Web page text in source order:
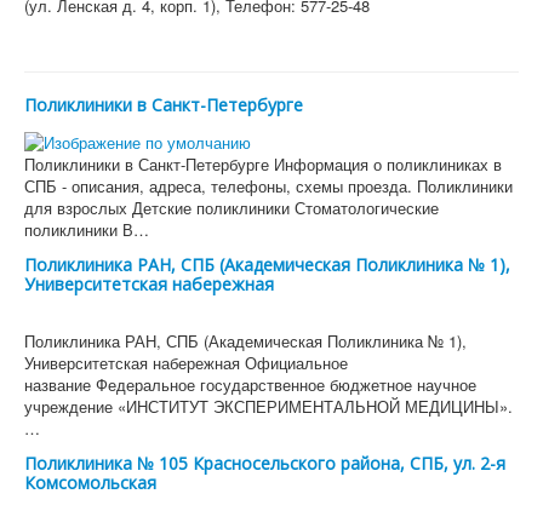
(ул. Ленская д. 4, корп. 1), Телефон: 577-25-48
Поликлиники в Санкт-Петербурге
Поликлиники в Санкт-Петербурге Информация о поликлиниках в
СПБ - описания, адреса, телефоны, схемы проезда. Поликлиники
для взрослых Детские поликлиники Стоматологические
поликлиники В…
Поликлиника РАН, СПБ (Академическая Поликлиника № 1),
Университетская набережная
Поликлиника РАН, СПБ (Академическая Поликлиника № 1),
Университетская набережная Официальное
название Федеральное государственное бюджетное научное
учреждение «ИНСТИТУТ ЭКСПЕРИМЕНТАЛЬНОЙ МЕДИЦИНЫ».
…
Поликлиника № 105 Красносельского района, СПБ, ул. 2-я
Комсомольская